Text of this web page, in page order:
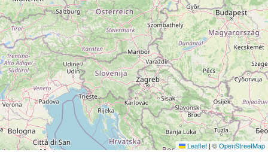
Leaflet | ©OpenStreetMap